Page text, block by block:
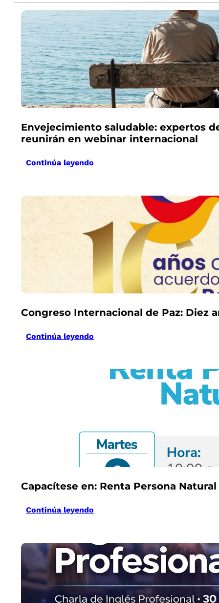
Envejecimiento saludable: expertos
reunirán en webinar internacional
Continúa leyendo
Congreso Internacional de Paz: Diez
Continúa leyendo
Capacítese en: Renta Persona Natural
Continúa leyendo